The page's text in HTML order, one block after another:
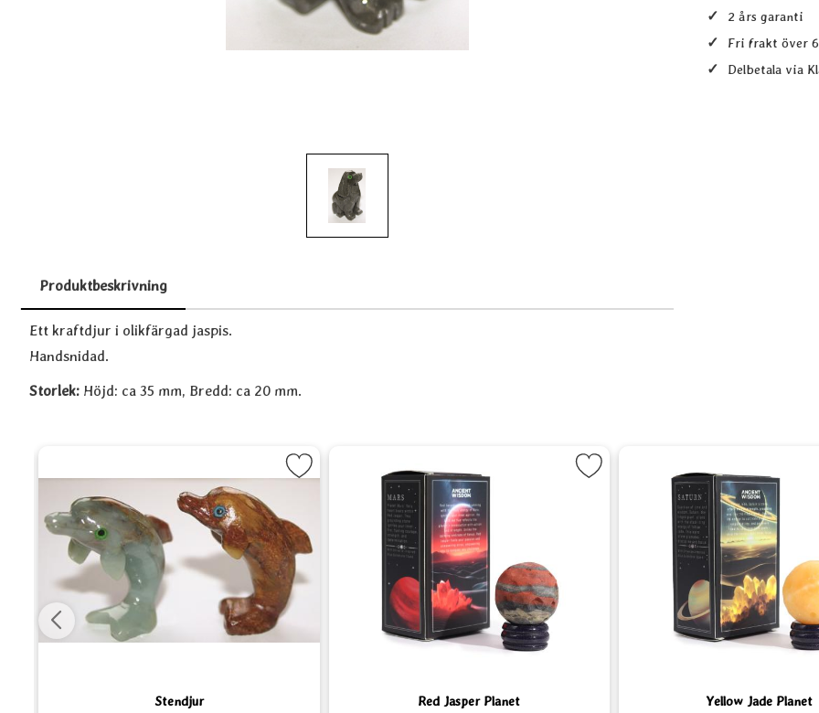
✓ 2 års garanti
✓ Fri frakt över
✓ Delbetala via
Produktbeskrivning
Produktbeskrivning
Ett kraftdjur i olikfärgad jaspis.
Handsnidad.
Storlek: Höjd: ca 35 mm, Bredd: ca 20 mm.
Stendjur
Markera Stendjur som favorit
Red Jasper Planet
Markera Red Jasper Planet som favorit
Yellow Jade Planet
Markera